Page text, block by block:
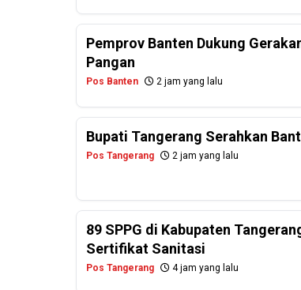
Pemprov Banten Dukung
Pangan
Pos Banten 2 jam yang lalu
Bupati Tangerang Serahkan
Pos Tangerang 2 jam yang lalu
89 SPPG di Kabupaten
Sertifikat Sanitasi
Pos Tangerang 4 jam yang lalu